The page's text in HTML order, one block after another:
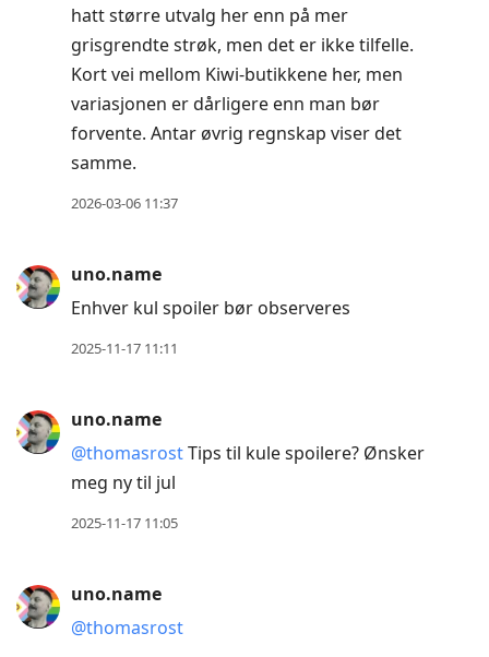
hatt større utvalg her enn på mer
grisgrendte strøk, men det er ikke tilfelle.
Kort vei mellom Kiwi-butikkene her, men
variasjonen er dårligere enn man bør
forvente. Antar øvrig regnskap viser det
samme.
2026-03-06 11:37
uno.name
Enhver kul spoiler bør observeres
2025-11-17 11:11
uno.name
@thomasrostTips til kule spoilere? Ønsker
meg ny til jul
2025-11-17 11:05
uno.name
@thomasrost